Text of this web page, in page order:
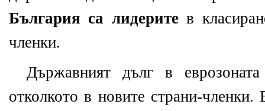
България са лидеритев
членки.
Държавният дълг в
отколкото в новите страни-